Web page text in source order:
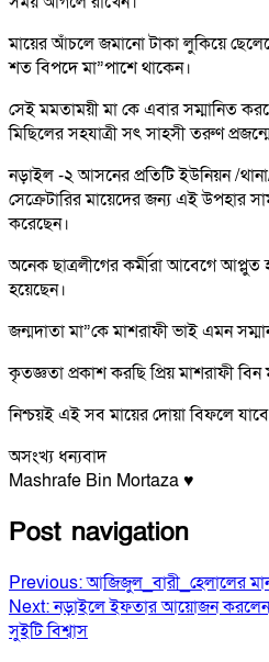
মায়ের আঁচলে জমানো টাকা লুকিয়ে
শত বিপদে মা”পাশে থাকেন।
সেই মমতাময়ী মা কে এবার সম্মানিত
মিছিলের সহযাত্রী সৎ সাহসী তরুণ
নড়াইল -২ আসনের প্রতিটি ইউনিয়ন /
সেক্রেটারির মায়েদের জন্য এই উপহার
করেছেন।
অনেক ছাত্রলীগের কর্মীরা আবেগে
হয়েছেন।
জন্মদাতা মা”কে মাশরাফী ভাই এমন
কৃতজ্ঞতা প্রকাশ করছি প্রিয় মাশরাফী
নিশ্চয়ই এই সব মায়ের দোয়া বিফলে যাবে
অসংখ্য ধন্যবাদ
Mashrafe Bin Mortaza ♥
Post navigation
Previous:আজিজুল_বারী_হেলালের
Next:নড়াইলে ইফতার আয়োজন করলেন
সুইটি বিশ্বাস